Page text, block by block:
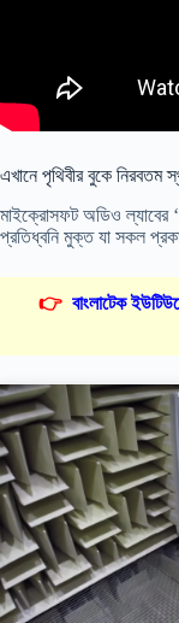
এখানে পৃথিবীর বুকে নিরবতম
মাইক্রোসফট অডিও ল্যাবের
প্রতিধ্বনি মুক্ত যা সকল
👉 বাংলাটেক